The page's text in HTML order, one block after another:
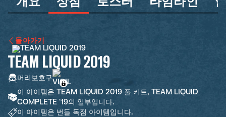
돌아가기
TEAM LIQUID 2019
머리보호구
이 아이템은 TEAM LIQUID 2019 풀 키트, TEAM LIQUID
COMPLETE '19의 일부입니다.
이 아이템은 번들 독점 아이템입니다.